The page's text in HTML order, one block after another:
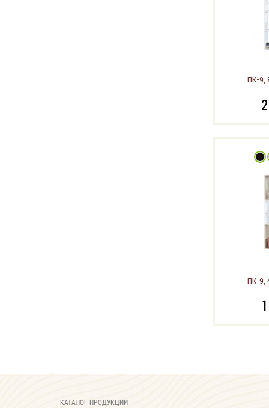
ПК-9,
ПК-9,
КАТАЛОГ ПРОДУКЦИИ